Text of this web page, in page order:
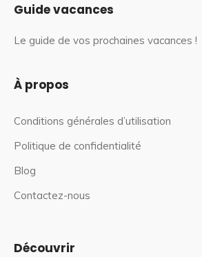
Guide vacances
Le guide de vos prochaines vacances !
À propos
Conditions générales d’utilisation
Politique de confidentialité
Blog
Contactez-nous
Découvrir